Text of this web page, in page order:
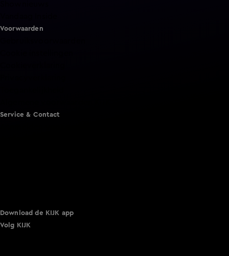
Voorwaarden
Service & Contact
Download de KIJK app
Volg KIJK